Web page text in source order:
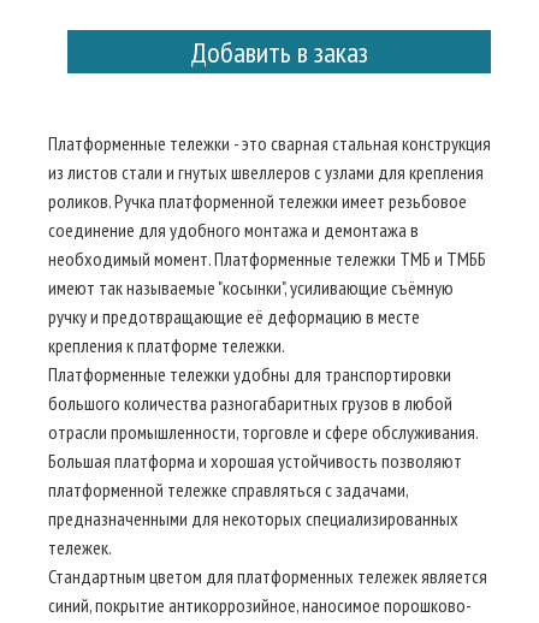
Добавить в заказ
Платформенные тележки - это сварная стальная конструкция
из листов стали и гнутых швеллеров с узлами для крепления
роликов. Ручка платформенной тележки имеет резьбовое
соединение для удобного монтажа и демонтажа в
необходимый момент. Платформенные тележки ТМБ и ТМББ
имеют так называемые "косынки", усиливающие съёмную
ручку и предотвращающие её деформацию в месте
крепления к платформе тележки.
Платформенные тележки удобны для транспортировки
большого количества разногабаритных грузов в любой
отрасли промышленности, торговле и сфере обслуживания.
Большая платформа и хорошая устойчивость позволяют
платформенной тележке справляться с задачами,
предназначенными для некоторых специализированных
тележек.
Стандартным цветом для платформенных тележек является
синий, покрытие антикоррозийное, наносимое порошково-